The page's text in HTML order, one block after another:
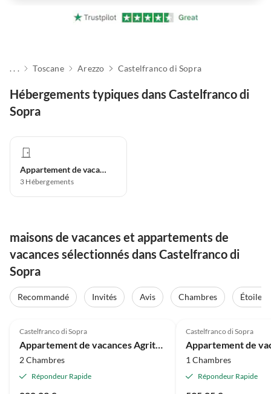
. . . Toscane Arezzo Castelfranco di Sopra
Hébergements typiques dans Castelfranco di
Sopra
Appartement de vacances
3 Hébergements
maisons de vacances et appartements de
vacances sélectionnés dans Castelfranco di
Sopra
Recommandé Invités Avis Chambres Étoiles
Meilleure
Castelfranco di Sopra
2 Chambres
Répondeur Rapide
Castelfranco di Sopra
1 Chambres
Répondeur Rapide